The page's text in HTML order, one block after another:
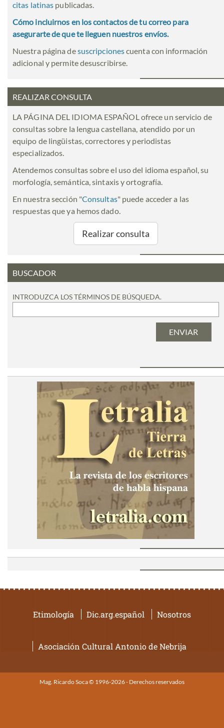
citas latinas publicadas.
Cómo incluirnos en los contactos de tu correo para
asegurarte de que te lleguen nuestros envíos.
Nuestra página desuscripcionescuenta con información
adicional y permite desuscribirse.
REALIZAR CONSULTA
LA PÁGINA DEL IDIOMA ESPAÑOL ofrece un servicio de
consultas sobre la lengua castellana, atendido por un
equipo de lingüistas, correctores y periodistas
especializados.
Atendemos consultas sobre el uso del idioma español, su
morfología, semántica, sintaxis y ortografía.
En nuestra sección "Consultas" puede acceder a las
respuestas que ya hemos dado.
Realizar consulta
BUSCADOR
INTRODUZCA LOS TÉRMINOS DE BÚSQUEDA.
Etimología Dic.arg.español Nosotros
Asociación Cultural Antonio de Nebrija
Mag. Ricardo Soca © 1996-2026 - Derechos reservados